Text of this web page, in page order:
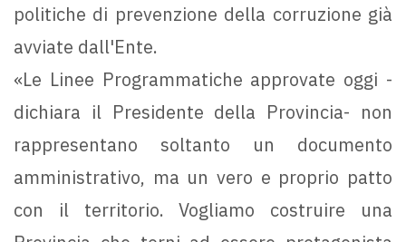
politiche di prevenzione della corruzione già
avviate dall'Ente.
«Le Linee Programmatiche approvate oggi -
dichiara il Presidente della Provincia- non
rappresentano soltanto un documento
amministrativo, ma un vero e proprio patto
con il territorio. Vogliamo costruire una